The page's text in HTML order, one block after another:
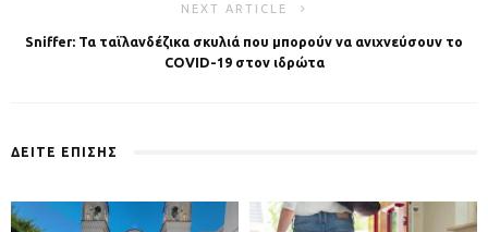
NEXT ARTICLE
Sniffer: Τα ταϊλανδέζικα σκυλιά που μπορούν να ανιχνεύσουν το
COVID-19 στον ιδρώτα
ΔΕΙΤΕ ΕΠΙΣΗΣ